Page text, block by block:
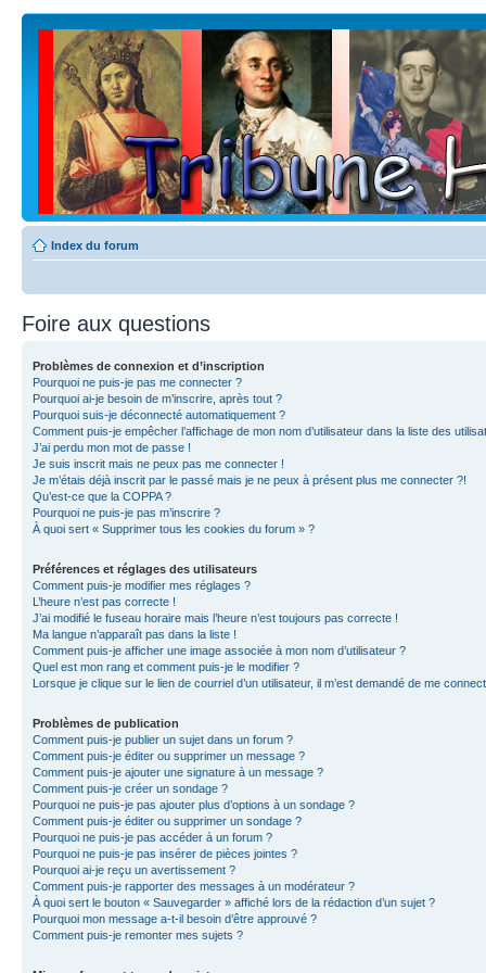
Index du forum
Foire aux questions
Problèmes de connexion et d’inscription
Pourquoi ne puis-je pas me connecter ?
Pourquoi ai-je besoin de m’inscrire, après tout ?
Pourquoi suis-je déconnecté automatiquement ?
Comment puis-je empêcher l’affichage de mon nom d’utilisateur dans la liste des
J’ai perdu mon mot de passe !
Je suis inscrit mais ne peux pas me connecter !
Je m’étais déjà inscrit par le passé mais je ne peux à présent plus me connecter ?!
Qu’est-ce que la COPPA ?
Pourquoi ne puis-je pas m’inscrire ?
À quoi sert « Supprimer tous les cookies du forum » ?
Préférences et réglages des utilisateurs
Comment puis-je modifier mes réglages ?
L’heure n’est pas correcte !
J’ai modifié le fuseau horaire mais l’heure n’est toujours pas correcte !
Ma langue n’apparaît pas dans la liste !
Comment puis-je afficher une image associée à mon nom d’utilisateur ?
Quel est mon rang et comment puis-je le modifier ?
Lorsque je clique sur le lien de courriel d’un utilisateur, il m’est demandé de me
Problèmes de publication
Comment puis-je publier un sujet dans un forum ?
Comment puis-je éditer ou supprimer un message ?
Comment puis-je ajouter une signature à un message ?
Comment puis-je créer un sondage ?
Pourquoi ne puis-je pas ajouter plus d’options à un sondage ?
Comment puis-je éditer ou supprimer un sondage ?
Pourquoi ne puis-je pas accéder à un forum ?
Pourquoi ne puis-je pas insérer de pièces jointes ?
Pourquoi ai-je reçu un avertissement ?
Comment puis-je rapporter des messages à un modérateur ?
À quoi sert le bouton « Sauvegarder » affiché lors de la rédaction d’un sujet ?
Pourquoi mon message a-t-il besoin d’être approuvé ?
Comment puis-je remonter mes sujets ?